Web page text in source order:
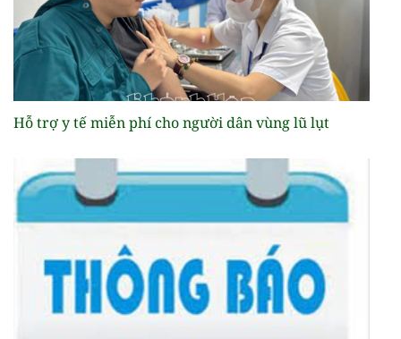
Hỗ trợ y tế miễn phí cho người dân vùng lũ lụt